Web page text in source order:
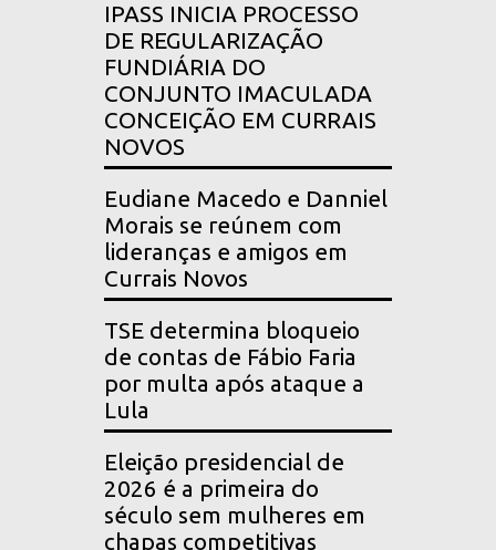
IPASS INICIA PROCESSO
DE REGULARIZAÇÃO
FUNDIÁRIA DO
CONJUNTO IMACULADA
CONCEIÇÃO EM CURRAIS
NOVOS
Eudiane Macedo e Danniel
Morais se reúnem com
lideranças e amigos em
Currais Novos
TSE determina bloqueio
de contas de Fábio Faria
por multa após ataque a
Lula
Eleição presidencial de
2026 é a primeira do
século sem mulheres em
chapas competitivas